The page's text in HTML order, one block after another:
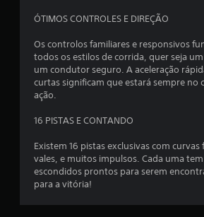
ÓTIMOS CONTROLES E DIREÇÃO
Os controlos familiares e responsivos
todos os estilos de corrida, quer seja
um condutor seguro. A aceleração
curtas significam que estará sempre no
ação.
16 PISTAS E CONTANDO
Existem 16 pistas exclusivas com curvas
vales, e muitos impulsos. Cada uma
escondidos prontos para serem
para a vitória!